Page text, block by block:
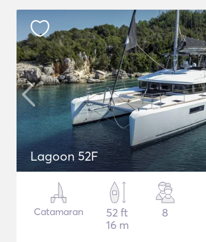
Lagoon 52F
Catamaran
52 ft
16 m
8